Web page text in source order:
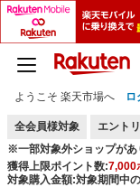
ようこそ 楽天市場へ ロ
全会員様対象 エント
※一部対象外ショップがあ
獲得上限ポイント数:7,000
対象購入金額:対象期間中